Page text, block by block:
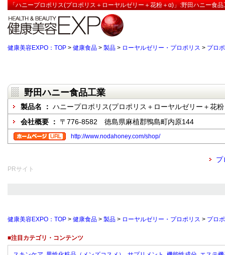
「ハニープロポリス(プロポリス＋ローヤルゼリー＋花粉＋α)」:野田ハニー食
健康美容EXPO：TOP > 健康食品 > 製品 > ローヤルゼリー・プロポリス > プロ
野田ハニー食品工業
製品名 ： ハニープロポリス(プロポリス＋ローヤルゼリー＋花
会社概要 ： 〒776-8582 徳島県麻植郡鴨島町内原144
http://www.nodahoney.com/shop/
プ
PRサイト
健康美容EXPO：TOP > 健康食品 > 製品 > ローヤルゼリー・プロポリス > プロ
■注目カテゴリ・コンテンツ